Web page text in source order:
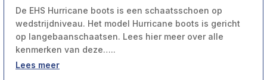
De EHS Hurricane boots is een schaatsschoen op
wedstrijdniveau. Het model Hurricane boots is gericht
op langebaanschaatsen. Lees hier meer over alle
kenmerken van deze…..
Lees meer